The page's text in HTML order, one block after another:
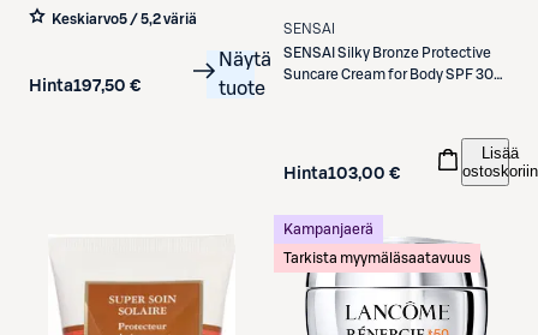
aurinkovoide kasvoille 40 ml
Keskiarvo5 / 5,2 väriä
Hinta197,50 €
Näytä
tuote
SENSAI
SENSAI Silky Bronze Protective
Suncare Cream for Body SPF 30
Hinta103,00 €
Lisää
ostoskoriin
Kampanjaerä
Tarkista myymäläsaatavuus